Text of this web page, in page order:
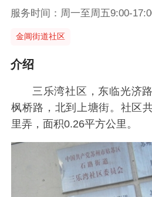
服务时间：周一至周五9:00-
金阊街道社区
介绍
三乐湾社区，东临光济
枫桥路，北到上塘街。社区
里弄，面积0.26平方公里。